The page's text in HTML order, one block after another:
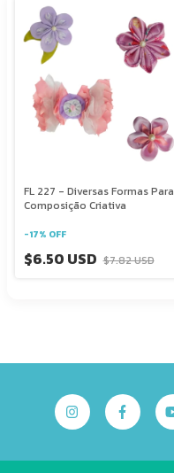
FL 227 - Diversas Formas Para
Composição Criativa
-17% OFF
$6.50 USD $7.82 USD